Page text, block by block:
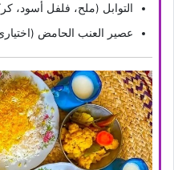
التوابل (ملح، فلفل أسود،
عصیر العنب الحامض